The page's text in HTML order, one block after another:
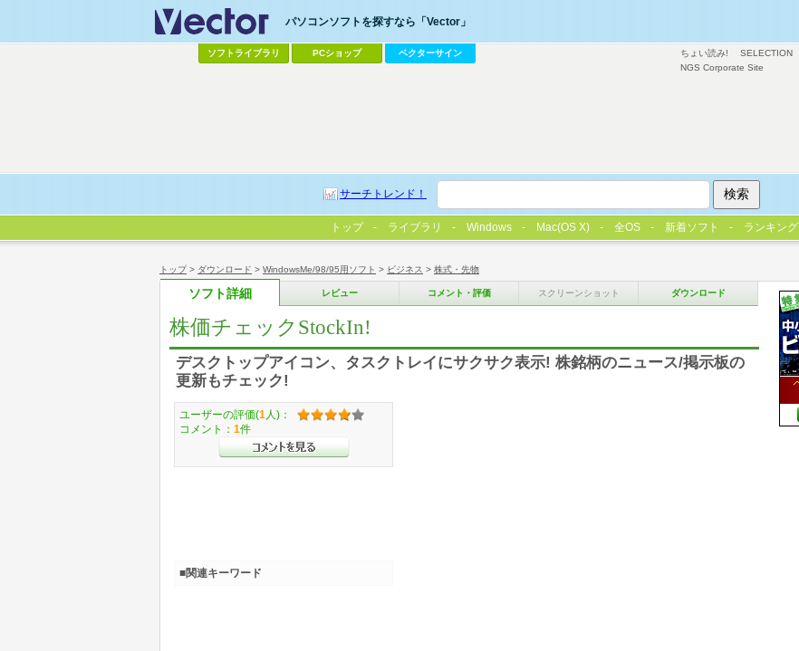
トップ> ダウンロード > WindowsMe/98/95用ソフト > ビジネス > 株式・先物
ソフト詳細 レビュー コメント・評価 スクリーンショット ダウンロード
株価チェックStockIn!
デスクトップアイコン、タスクトレイにサクサク表示! 株銘柄のニュース/掲示板の
更新もチェック!
ユーザーの評価(1 人)：
コメント： 1件
■関連キーワード
ちょい読み! SELECTION
NGS Corporate Site
パソコンソフトを探すなら「Vector」
ソフトライブラリ PCショップ ベクターサイン
サーチトレンド！
トップ ライブラリ Windows Mac(OS X) 全OS 新着ソフト ランキング